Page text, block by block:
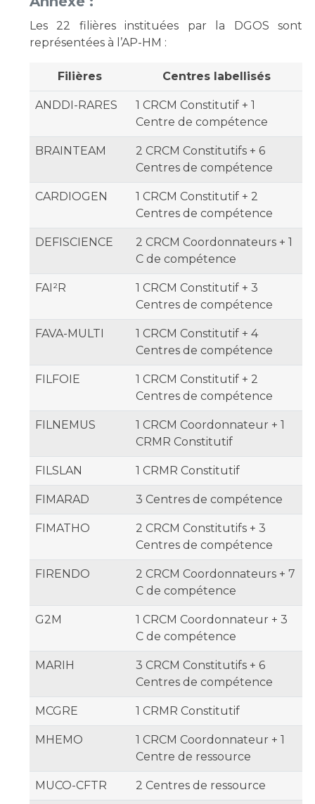
Les 22 filières instituées par la DGOS sont
représentées à l’AP-HM :
Filières Centres labellisés
ANDDI-RARES
1 CRCM Constitutif + 1
Centre de compétence
BRAINTEAM
2 CRCM Constitutifs + 6
Centres de compétence
CARDIOGEN
1 CRCM Constitutif + 2
Centres de compétence
DEFISCIENCE
2 CRCM Coordonnateurs + 1
C de compétence
FAI²R
1 CRCM Constitutif + 3
Centres de compétence
FAVA-MULTI
1 CRCM Constitutif + 4
Centres de compétence
FILFOIE
1 CRCM Constitutif + 2
Centres de compétence
FILNEMUS
1 CRCM Coordonnateur + 1
CRMR Constitutif
FILSLAN 1 CRMR Constitutif
FIMARAD 3 Centres de compétence
FIMATHO
2 CRCM Constitutifs + 3
Centres de compétence
FIRENDO
2 CRCM Coordonnateurs + 7
C de compétence
G2M
1 CRCM Coordonnateur + 3
C de compétence
MARIH
3 CRCM Constitutifs + 6
Centres de compétence
MCGRE 1 CRMR Constitutif
MHEMO
1 CRCM Coordonnateur + 1
Centre de ressource
MUCO-CFTR 2 Centres de ressource